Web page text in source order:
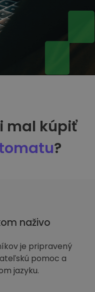
mal kúpiť
?
naživo
je pripravený
pomoc a
jazyku.